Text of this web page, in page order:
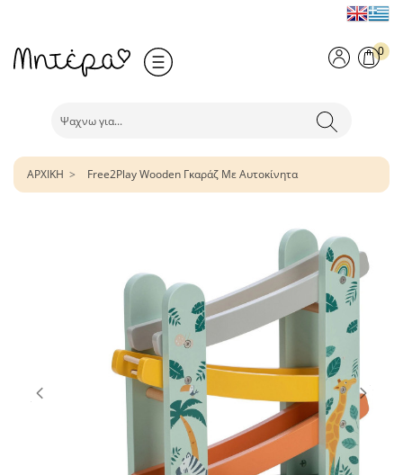
0
ΑΡΧΙΚΗ Free2Play Wooden Γκαράζ Με Αυτοκίνητα